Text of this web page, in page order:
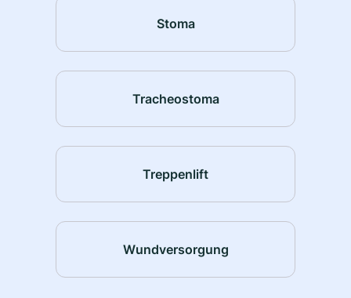
Stoma
Tracheostoma
Treppenlift
Wundversorgung